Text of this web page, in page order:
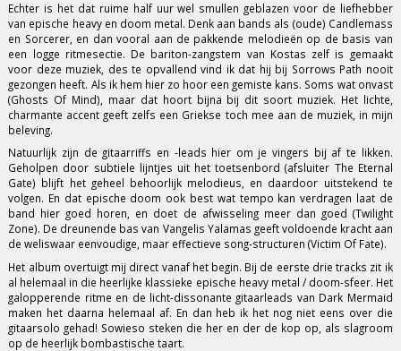
Echter is het dat ruime half uur wel smullen geblazen voor de liefhebber
van epische heavy en doom metal. Denk aan bands als (oude) Candlemass
en Sorcerer, en dan vooral aan de pakkende melodieën op de basis van
een logge ritmesectie. De bariton-zangstem van Kostas zelf is gemaakt
voor deze muziek, des te opvallend vind ik dat hij bij Sorrows Path nooit
gezongen heeft. Als ik hem hier zo hoor een gemiste kans. Soms wat onvast
(Ghosts Of Mind), maar dat hoort bijna bij dit soort muziek. Het lichte,
charmante accent geeft zelfs een Griekse toch mee aan de muziek, in mijn
beleving.
Natuurlijk zijn de gitaarriffs en -leads hier om je vingers bij af te likken.
Geholpen door subtiele lijntjes uit het toetsenbord (afsluiter The Eternal
Gate) blijft het geheel behoorlijk melodieus, en daardoor uitstekend te
volgen. En dat epische doom ook best wat tempo kan verdragen laat de
band hier goed horen, en doet de afwisseling meer dan goed (Twilight
Zone). De dreunende bas van Vangelis Yalamas geeft voldoende kracht aan
de weliswaar eenvoudige, maar effectieve song-structuren (Victim Of Fate).
Het album overtuigt mij direct vanaf het begin. Bij de eerste drie tracks zit ik
al helemaal in die heerlijke klassieke epische heavy metal / doom-sfeer. Het
galopperende ritme en de licht-dissonante gitaarleads van Dark Mermaid
maken het daarna helemaal af. En dan heb ik het nog niet eens over die
gitaarsolo gehad! Sowieso steken die her en der de kop op, als slagroom
op de heerlijk bombastische taart.